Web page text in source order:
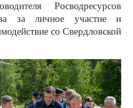
Росводресурсов
за личное участие и
со Свердловской